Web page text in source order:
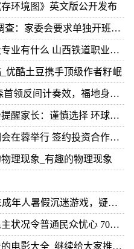
环境图》英文版公开发布
委会要求单独开班_当前热点
西铁道职业技术学院优势专业是什么
优酷土豆携手顶级作者籽岷
效，福地身份败露，将与立原决战
家长：谨慎选择 环球新资讯
签约投资合作项目492个 热门看点
理现象_有趣的物理现象
沉迷游戏，疑似账号操作将监管
心 70%的人称美国民主岌岌可危|焦点热门
大家推荐我那些年看过的芭比系列电影